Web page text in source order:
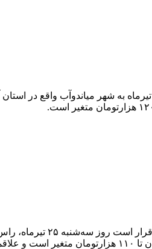
بهنام بانی که طی هفته‌ها و ماه‌های گذشته در تهران و شهرستان‌ها به اجرای کنسرت